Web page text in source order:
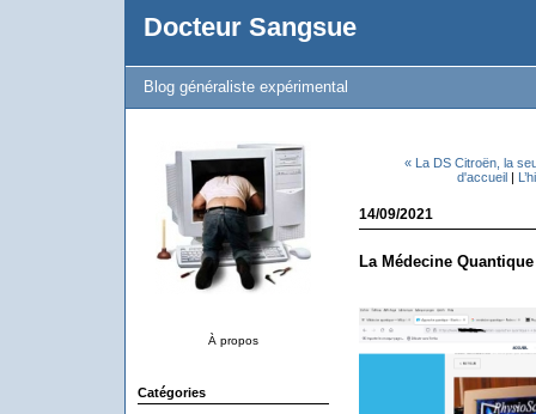
Docteur Sangsue
Blog généraliste expérimental
À propos
Catégories
« La DS Citroën, la
d'accueil|
14/09/2021
La Médecine Quantique